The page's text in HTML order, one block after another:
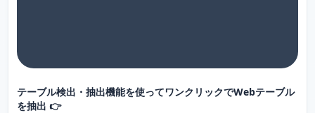
テーブル検出・抽出機能を使ってワンクリックでWebテーブル
を抽出 👉